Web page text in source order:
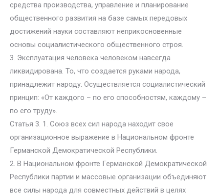
средства производства, управление и планирование
общественного развития на базе самых передовых
достижений науки составляют неприкосновенные
основы социалистического общественного строя.
3. Эксплуатация человека человеком навсегда
ликвидирована. То, что создается руками народа,
принадлежит народу. Осуществляется социалистический
принцип: «От каждого – по его способностям, каждому –
по его труду».
Статья 3. 1. Союз всех сил народа находит свое
организационное выражение в Национальном фронте
Германской Демократической Республики.
2. В Национальном фронте Германской Демократической
Республики партии и массовые организации объединяют
все силы народа для совместных действий в целях